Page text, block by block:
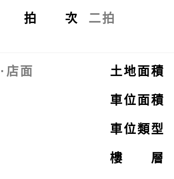
拍 次 二拍
⋅ 店面 土地面積
車位面積
車位類型
樓 層